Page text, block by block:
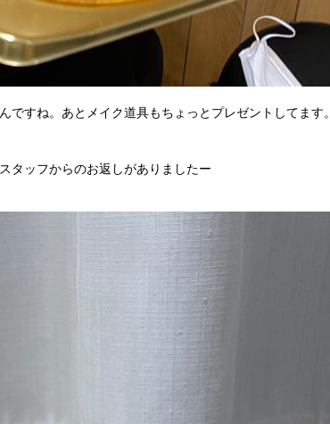
すね。あとメイク道具もちょっとプレゼントしてます。
タッフからのお返しがありましたー